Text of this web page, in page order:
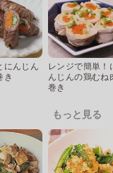
にんじん
き
レンジで簡単！
んじんの鶏むね
巻き
もっと見る